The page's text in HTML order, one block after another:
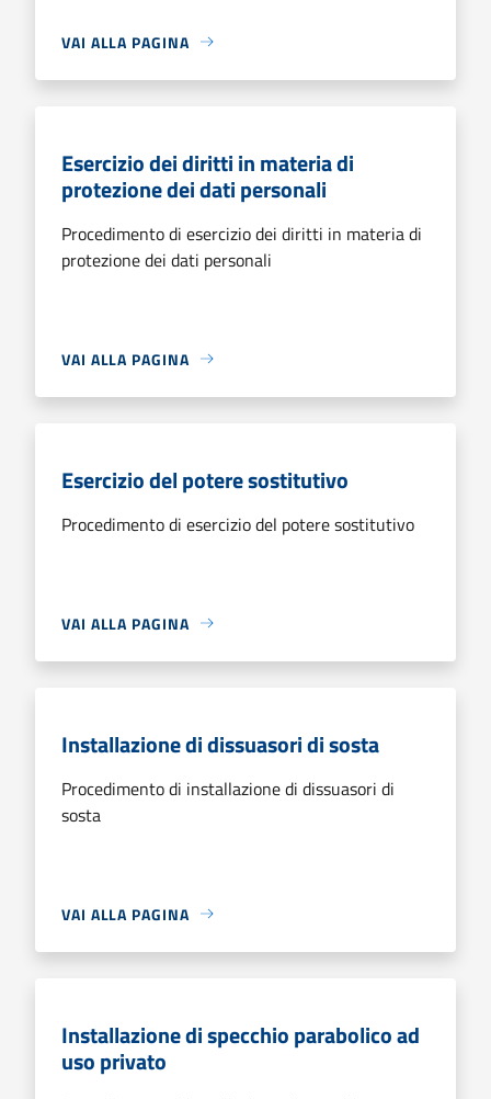
VAI ALLA PAGINA
Esercizio dei diritti in materia di
protezione dei dati personali
Procedimento di esercizio dei diritti in materia di
protezione dei dati personali
VAI ALLA PAGINA
Esercizio del potere sostitutivo
Procedimento di esercizio del potere sostitutivo
VAI ALLA PAGINA
Installazione di dissuasori di sosta
Procedimento di installazione di dissuasori di
sosta
VAI ALLA PAGINA
Installazione di specchio parabolico ad
uso privato